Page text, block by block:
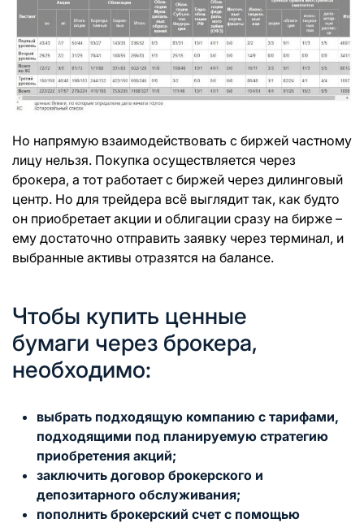
Но напрямую взаимодействовать с биржей частному
лицу нельзя. Покупка осуществляется через
брокера, а тот работает с биржей через дилинговый
центр. Но для трейдера всё выглядит так, как будто
он приобретает акции и облигации сразу на бирже –
ему достаточно отправить заявку через терминал, и
выбранные активы отразятся на балансе.
Чтобы купить ценные
бумаги через брокера,
необходимо:
выбрать подходящую компанию с тарифами,
подходящими под планируемую стратегию
приобретения акций;
заключить договор брокерского и
депозитарного обслуживания;
пополнить брокерский счет с помощью